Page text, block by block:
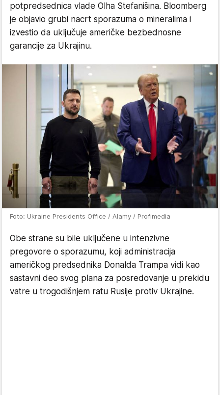
potpredsednica vlade Olha Stefanišina. Bloomberg
je objavio grubi nacrt sporazuma o mineralima i
izvestio da uključuje američke bezbednosne
garancije za Ukrajinu.
Foto: Ukraine Presidents Office / Alamy / Profimedia
Obe strane su bile uključene u intenzivne
pregovore o sporazumu, koji administracija
američkog predsednika Donalda Trampa vidi kao
sastavni deo svog plana za posredovanje u prekidu
vatre u trogodišnjem ratu Rusije protiv Ukrajine.